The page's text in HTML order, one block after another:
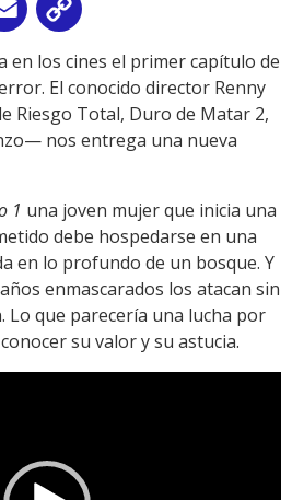
Email
Link
en los cines el primer capítulo de
El conocido director Renny
Riesgo Total, Duro de Matar 2,
nos entrega una nueva
1 una joven mujer que inicia una
debe hospedarse en una
en lo profundo de un bosque. Y
enmascarados los atacan sin
Lo que parecería una lucha por
su valor y su astucia.